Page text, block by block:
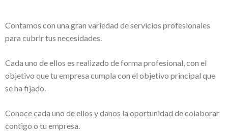
Contamos con una gran variedad de servicios profesionales
para cubrir tus necesidades.
Cada uno de ellos es realizado de forma profesional, con el
objetivo que tu empresa cumpla con el objetivo principal que
se ha fijado.
Conoce cada uno de ellos y danos la oportunidad de colaborar
contigo o tu empresa.